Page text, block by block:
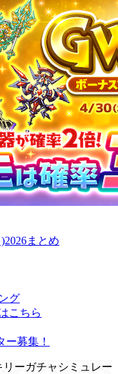
まとめ
グ
こちら
募集！
ーガチャシミュレー